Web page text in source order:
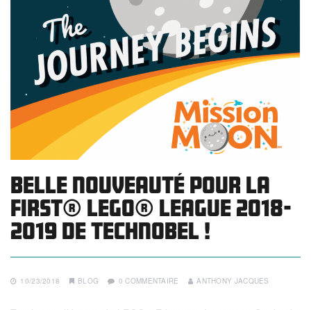
Belle nouveauté pour la
FIRST® LEGO® League 2018-
2019 de Technobel !
10/23/2018 BLOG 0 COMMENTAIRE ANTHONY JACQUES